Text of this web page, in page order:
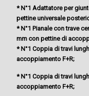
* N°1 Adattatore per
pettine universale
* N°1 Pianale con trave
mm con pettine di
* N°1 Coppia di travi
accoppiamento F+R;
* N°1 Coppia di travi
accoppiamento F+R;